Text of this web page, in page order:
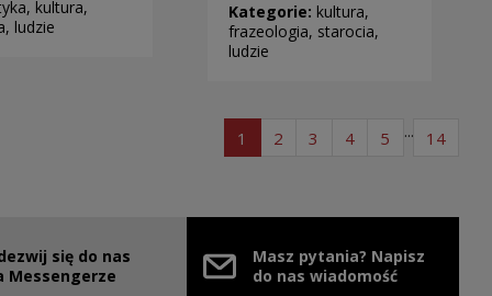
kultura,
ludzie
Kategorie: kultura,
frazeologia, starocia,
ludzie
1 page list of articles
2page list of articles
3 page list of articles
4page list of
5 page list of
... 14page
się do nas
Messengerze
link will open in a new window
Masz pytania? Napisz
do nas wiadomość